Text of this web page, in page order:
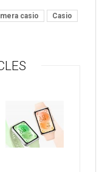
casio
Casio